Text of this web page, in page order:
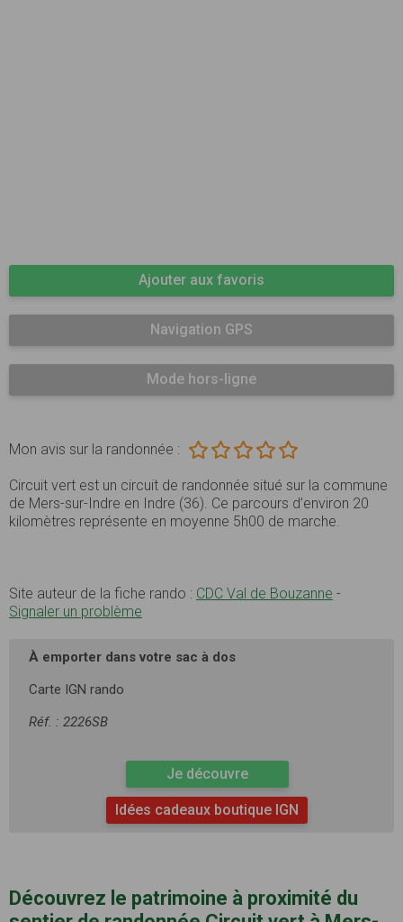
Ajouter aux favoris
Navigation GPS
Mode hors-ligne
Mon avis sur la randonnée :
Circuit vert est un circuit de randonnée situé sur la commune
de Mers-sur-Indre en Indre (36). Ce parcours d’environ 20
kilomètres représente en moyenne 5h00 de marche.
Site auteur de la fiche rando : CDC Val de Bouzanne -
Signaler un problème
À emporter dans votre sac à dos
Carte IGN rando
Réf. : 2226SB
Je découvre
Idées cadeaux boutique IGN
Découvrez le patrimoine à proximité du